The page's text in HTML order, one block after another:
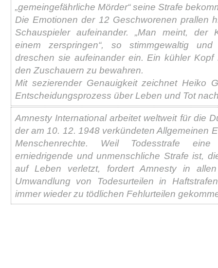
„gemeingefährliche Mörder“ seine Strafe
Die Emotionen der 12 Geschworenen prallen
Schauspieler aufeinander. „Man meint, der
einem zerspringen“, so stimmgewaltig und
dreschen sie aufeinander ein. Ein kühler
den Zuschauern zu bewahren.
Mit sezierender Genauigkeit zeichnet Heiko
Entscheidungsprozess über Leben und Tot
Amnesty International arbeitet weltweit für die
der am 10. 12. 1948 verkündeten Allgemeinen
Menschenrechte. Weil Todesstrafe eine
erniedrigende und unmenschliche Strafe ist,
auf Leben verletzt, fordert Amnesty in
Umwandlung von Todesurteilen in
immer wieder zu tödlichen Fehlurteilen